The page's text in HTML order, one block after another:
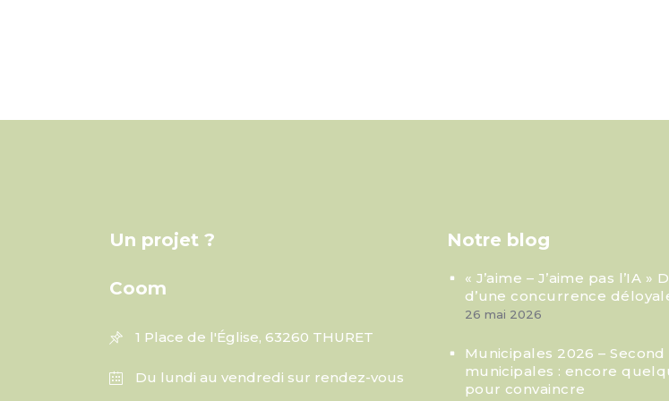
Un projet ?
Coom
1 Place de l'Église, 63260 THURET
Du lundi au vendredi sur rendez-vous
Notre blog
« J’aime – J’aime pas l’IA »
d’une concurrence
26 mai 2026
Municipales 2026 –
municipales : encore
pour convaincre